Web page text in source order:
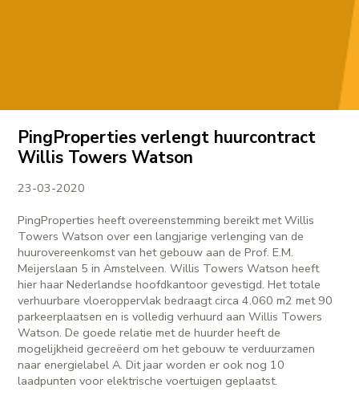
PingProperties verlengt huurcontract
Willis Towers Watson
23-03-2020
PingProperties heeft overeenstemming bereikt met Willis
Towers Watson over een langjarige verlenging van de
huurovereenkomst van het gebouw aan de Prof. E.M.
Meijerslaan 5 in Amstelveen. Willis Towers Watson heeft
hier haar Nederlandse hoofdkantoor gevestigd. Het totale
verhuurbare vloeroppervlak bedraagt circa 4.060 m2 met 90
parkeerplaatsen en is volledig verhuurd aan Willis Towers
Watson. De goede relatie met de huurder heeft de
mogelijkheid gecreëerd om het gebouw te verduurzamen
naar energielabel A. Dit jaar worden er ook nog 10
laadpunten voor elektrische voertuigen geplaatst.